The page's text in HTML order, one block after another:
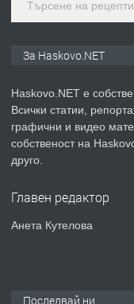
ПРЕДЛАГА
За Haskovo.NET
Haskovo.NET е
Всички статии,
графични и видео
собственост на
друго.
Главен редактор
Анета Кутелова
Последвай ни